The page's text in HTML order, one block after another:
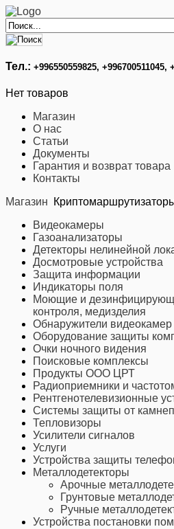
Тел.: +996550559825, +996700511045,
Нет товаров
Магазин
О нас
Статьи
Документы
Гарантия и возврат товара
Контакты
Магазин
Видеокамеры
Газоанализаторы
Детекторы нелинейной
Досмотровые устройства
Защита информации
Индикаторы поля
Моющие и
контроля, медизделия
Обнаружители видеокамер
Оборудование защиты
Очки ночного видения
Поисковые комплексы
Продукты ООО ЦРТ
Радиоприемники и
Рентгенотелевизионные
Системы защиты от
Тепловизоры
Усилители сигналов
Услуги
Устройства защиты
Металлодетекторы
Арочные
Грунтовые
Ручные
Устройства постановки